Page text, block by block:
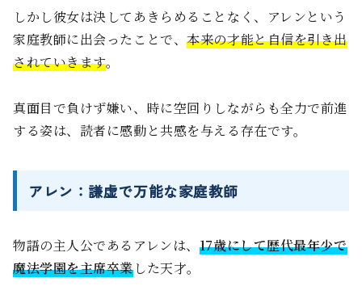
しかし彼女は決してあきらめることなく、アレンという
家庭教師に出会ったことで、本来の才能と自信を引き出
されていきます。
真面目で負けず嫌い、時に空回りしながらも全力で前進
する姿は、読者に感動と共感を与える存在です。
アレン：謙虚で万能な家庭教師
物語の主人公であるアレンは、 17歳にして歴代最年少で
魔法学園を主席卒業した天才。